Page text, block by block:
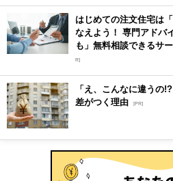
はじめての注文住宅は
なえよう！ 専門アドバ
も」無料相談できるサ
R]
「え、こんなに違うの
差がつく理由 [PR]